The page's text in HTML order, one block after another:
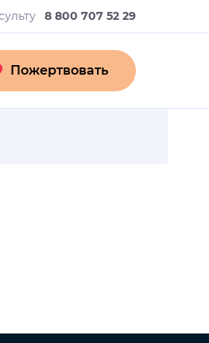
8 800 707 52 29
Пожертвовать